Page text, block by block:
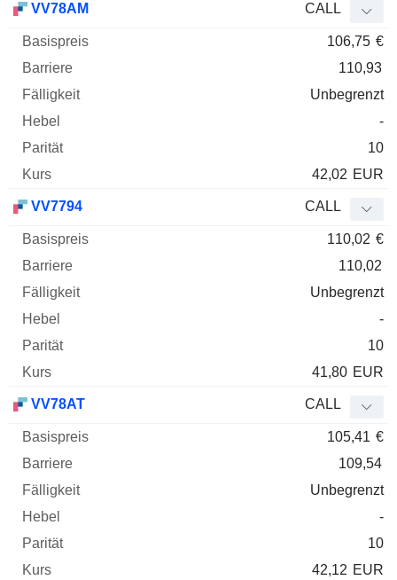
VV78AM CALL
106,75 €
110,93
Unbegrenzt
-
10
42,02 EUR
VV7794 CALL
110,02 €
110,02
Unbegrenzt
-
10
41,80 EUR
VV78AT CALL
105,41 €
109,54
Unbegrenzt
-
10
42,12 EUR